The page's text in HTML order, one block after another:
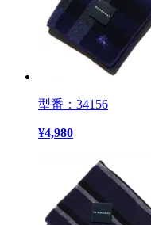
型番：34156
¥4,980